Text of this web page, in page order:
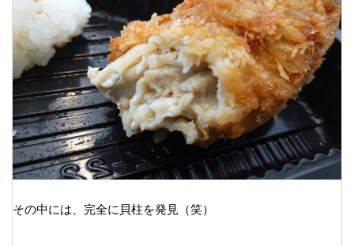
その中には、完全に貝柱を発見（笑）